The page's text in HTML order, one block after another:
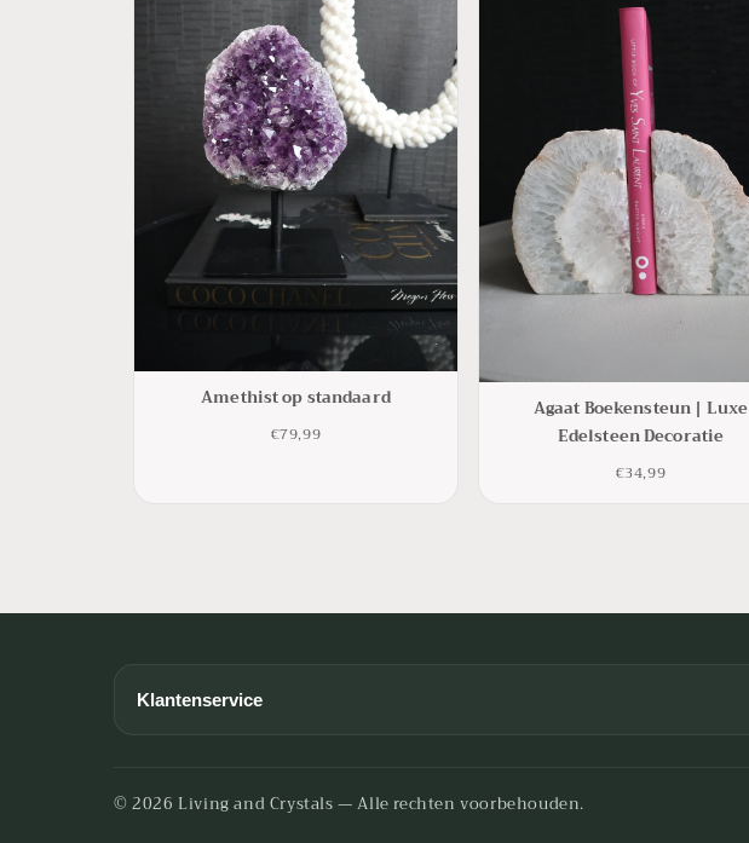
Amethist op standaard
€79,99
Agaat Boekensteun | Luxe
Edelsteen Decoratie
€34,99
Klantenservice
Betaalmogelijkheden
© 2026 Living and Crystals — Alle rechten voorbehouden.